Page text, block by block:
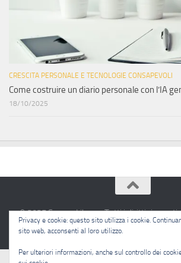
CRESCITA PERSONALE E TECNOLOGIE CONSAPEVOLI
Come costruire un diario personale con l’IA
18/10/2025
© 2025 Sapere Libero · Tutti i diritti riservati
Privacy e cookie: questo sito utilizza i cookie.
sito web, acconsenti al loro utilizzo.
Per ulteriori informazioni, anche sul controllo dei